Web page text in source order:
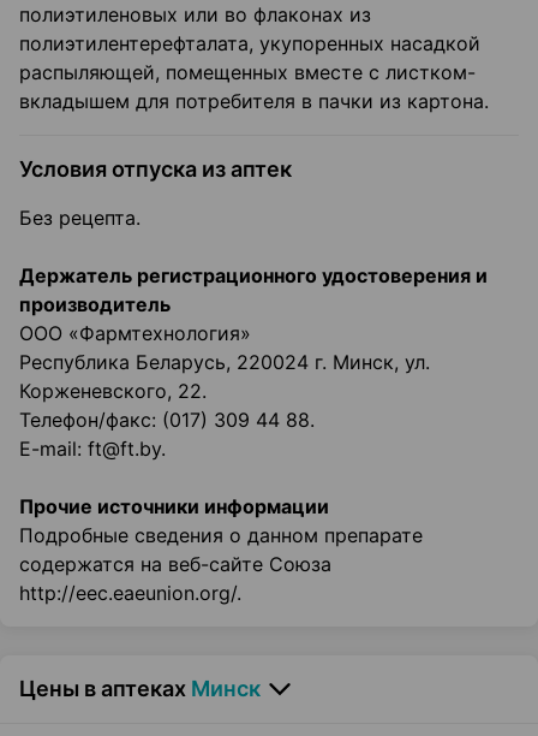
полиэтиленовых или во флаконах из
полиэтилентерефталата, укупоренных насадкой
распыляющей, помещенных вместе с листком-
вкладышем для потребителя в пачки из картона.
Условия отпуска из аптек
Без рецепта.
Держатель регистрационного удостоверения и
производитель
ООО «Фармтехнология»
Республика Беларусь, 220024 г. Минск, ул.
Корженевского, 22.
Телефон/факс: (017) 309 44 88.
E-mail: ft@ft.by.
Прочие источники информации
Подробные сведения о данном препарате
содержатся на веб-сайте Союза
http://eec.eaeunion.org/.
Цены в аптеках Минск